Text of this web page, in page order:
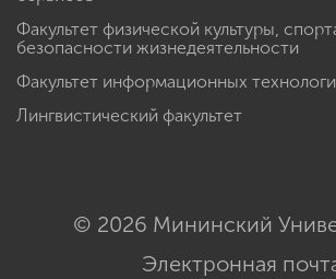
Факультет физической культуры,
безопасности жизнедеятельности
Факультет информационных
Лингвистический факультет
© 2026 Мининский
Электронная